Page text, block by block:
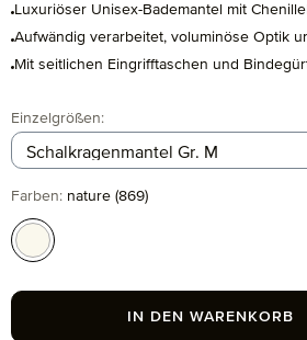
Luxuriöser Unisex-Bademantel mit
Aufwändig verarbeitet, voluminöse Optik
Mit seitlichen Eingrifftaschen und
Einzelgrößenauswählen
:
Farbenauswählen
: nature (869)
nature (869)
IN DEN WARENKORB